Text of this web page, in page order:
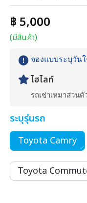
฿ 5,000
(มีสินค้า)
จองแบบระบุวัน
ไฮไลท์
รถเช่าเหมาส่วน
ระบุรุ่นรถ
Toyota Camry
Toyota